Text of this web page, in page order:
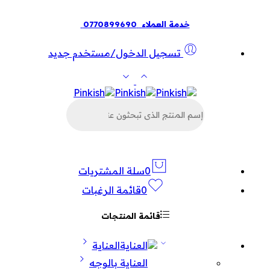
خدمة العملاء 0770899690
تسجيل الدخول/مستخدم جديد
عن
0سلة المشتريات
0قائمة الرغبات
قائمة المنتجات
العناية
العناية بالوجه